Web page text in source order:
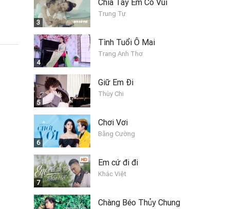
3
Chia Tay Em Có Vui
Trung Tự
4
Tình Tuổi Ô Mai
Trang Anh Thơ
5
Giữ Em Đi
Thùy Chi
6
Chơi Vơi
Bằng Cường
7
Em cứ đi đi
Khắc Việt
Chàng Béo Thủy Chung